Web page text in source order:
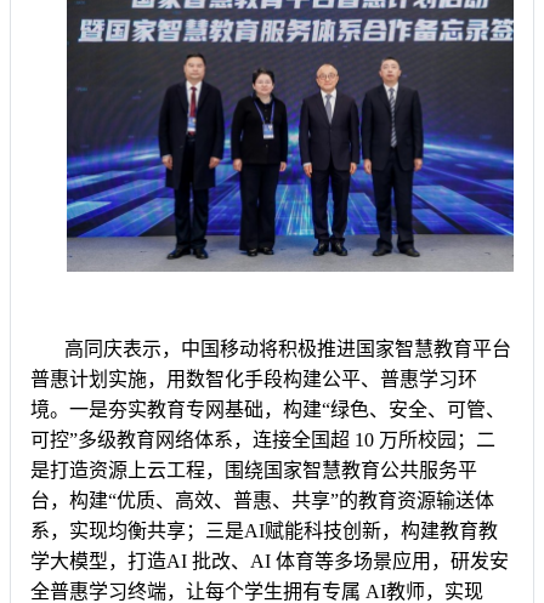
高同庆表示，中国移动将积极推进国家智慧教育平台
普惠计划实施，用数智化手段构建公平、普惠学习环
境。一是夯实教育专网基础，构建“绿色、安全、可管、
可控”多级教育网络体系，连接全国超 10 万所校园；二
是打造资源上云工程，围绕国家智慧教育公共服务平
台，构建“优质、高效、普惠、共享”的教育资源输送体
系，实现均衡共享；三是AI赋能科技创新，构建教育教
学大模型，打造AI 批改、AI 体育等多场景应用，研发安
全普惠学习终端，让每个学生拥有专属 AI教师，实现